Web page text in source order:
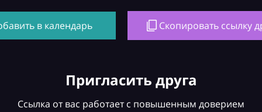
в календарь Скопировать ссылку
Пригласить друга
Ссылка от вас работает с повышенным доверием